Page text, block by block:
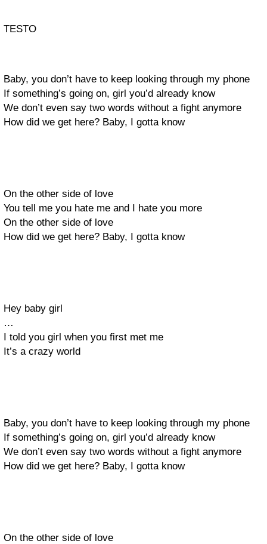
TESTO
Baby, you don’t have to keep looking through my phone
If something’s going on, girl you’d already know
We don’t even say two words without a fight anymore
How did we get here? Baby, I gotta know
On the other side of love
You tell me you hate me and I hate you more
On the other side of love
How did we get here? Baby, I gotta know
Hey baby girl
…
I told you girl when you first met me
It’s a crazy world
Baby, you don’t have to keep looking through my phone
If something’s going on, girl you’d already know
We don’t even say two words without a fight anymore
How did we get here? Baby, I gotta know
On the other side of love